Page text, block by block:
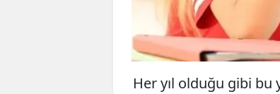
Her yıl olduğu gibi bu